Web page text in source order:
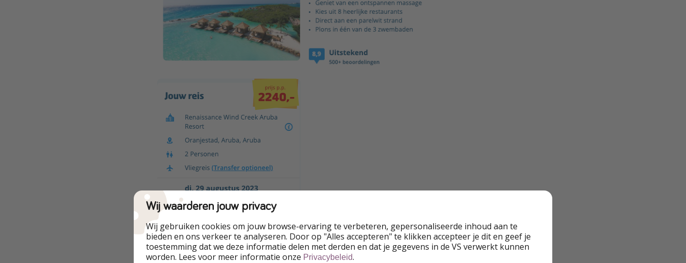
Wij waarderen jouw privacy
Wij gebruiken cookies om jouw browse-ervaring te verbeteren, gepersonaliseerde inhoud aan te
bieden en ons verkeer te analyseren. Door op "Alles accepteren" te klikken accepteer je dit en geef je
toestemming dat we deze informatie delen met derden en dat je gegevens in de VS verwerkt kunnen
worden. Lees voor meer informatie onze Privacybeleid.